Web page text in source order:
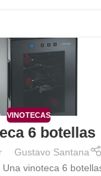
VINOTECAS
6 botellas
Gustavo Santana
vinoteca 6